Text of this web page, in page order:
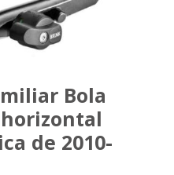
Bola
de 2010-